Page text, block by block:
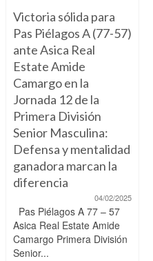
Victoria sólida para
Pas Piélagos A (77-57)
ante Asica Real
Estate Amide
Camargo en la
Jornada 12 de la
Primera División
Senior Masculina:
Defensa y mentalidad
ganadora marcan la
diferencia
04/02/2025
Pas Piélagos A 77 – 57
Asica Real Estate Amide
Camargo Primera División
Senior...